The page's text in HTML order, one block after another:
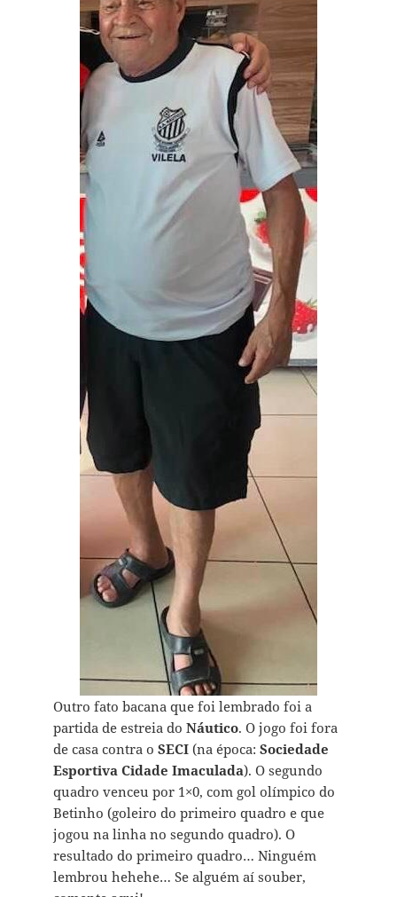
Outro fato bacana que foi lembrado foi a
partida de estreia do Náutico. O jogo foi fora
de casa contra o SECI (na época: Sociedade
Esportiva Cidade Imaculada). O segundo
quadro venceu por 1×0, com gol olímpico do
Betinho (goleiro do primeiro quadro e que
jogou na linha no segundo quadro). O
resultado do primeiro quadro… Ninguém
lembrou hehehe… Se alguém aí souber,